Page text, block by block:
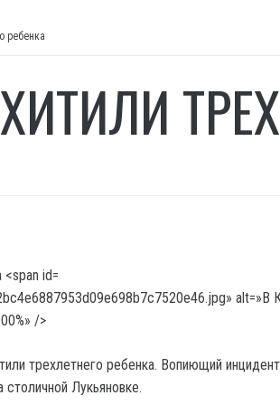
ребенка
alt=»В
/>
трехлетнего ребенка. Вопиющий инцидент
Лукьяновке.